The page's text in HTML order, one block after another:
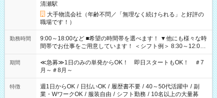
清瀬駅
大手物流会社（年齢不問／「無理なく続けられる」と好評の
職場です！）
勤務時間
9:00～18:00など ■希望の時間帯を選べます！ ▼他にも様々な時
間帯でお仕事をご用意しています！ ＜シフト例＞ 8:30～12:00
17:00～22:00 13:00～22:00 22:00～翌6:00 など
期間
≪急募≫1日のみの単発からOK！ 即日スタートもOK！ ＃7
月～＃8月～
特徴 週1日からOK / 日払いOK / 履歴書不要 / 40～50代活躍中 / 副
業・WワークOK / 服装自由 / シフト勤務 / 10名以上の大量募